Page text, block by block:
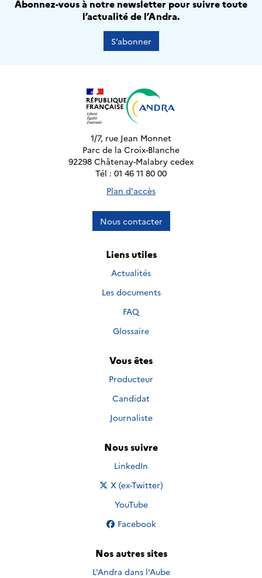
Abonnez-vous à notre newsletter pour suivre toute
l’actualité de l’Andra.
S’abonner
1/7, rue Jean Monnet
Parc de la Croix-Blanche
92298 Châtenay-Malabry cedex
Tél : 01 46 11 80 00
Plan d'accès
Nous contacter
Liens utiles
Actualités
Les documents
FAQ
Glossaire
Vous êtes
Producteur
Candidat
Journaliste
Nous suivre
Nous suivre sur
LinkedIn
Nous suivre sur
X (ex-Twitter)
Nous suivre sur
YouTube
Nous suivre sur
Facebook
Nos autres sites
L'Andra dans l'Aube